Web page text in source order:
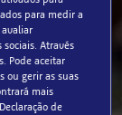
para medir a
Através
Pode aceitar
ou gerir as suas
mais
de